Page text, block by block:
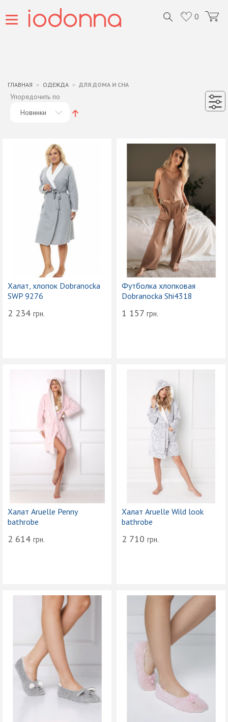
0
ГЛАВНАЯ ОДЕЖДА ДЛЯ ДОМА И СНА
Упорядочить по
Новинки
Халат, хлопок Dobranocka
SWP 9276
2 234 грн.
Футболка хлопковая
Dobranocka Shi4318
1 157 грн.
Халат Aruelle Penny
bathrobe
2 614 грн.
Халат Aruelle Wild look
bathrobe
2 710 грн.